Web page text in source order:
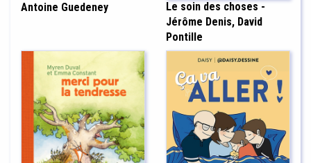
Antoine Guedeney
Le soin des choses -
Jérôme Denis, David
Pontille